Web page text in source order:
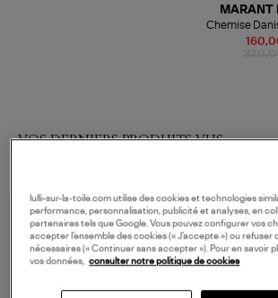
MARANT
Chemise
VOS DERNIERS PRODUITS VUS
lulli-sur-la-toile.com utilise des cookies et technologies
performance, personnalisation, publicité et analyses, en
partenaires tels que Google. Vous pouvez configurer vos
accepter l’ensemble des cookies (« J’accepte ») ou
nécessaires (« Continuer sans accepter »). Pour en savoir
vos données, consulter notre politique de cookies